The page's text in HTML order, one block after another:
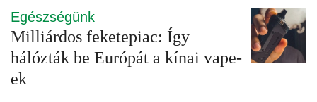
Egészségünk
Milliárdos feketepiac: Így
hálózták be Európát a kínai vape-
ek